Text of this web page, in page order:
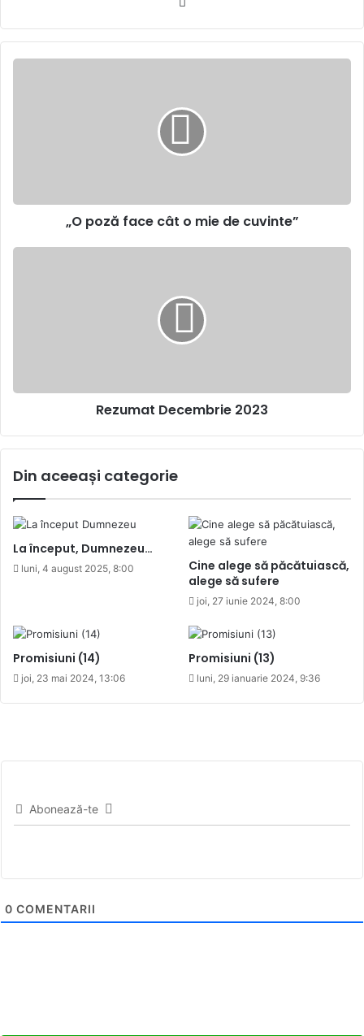
„O poză face cât o mie de cuvinte”
Rezumat Decembrie 2023
Din aceeași categorie
La început, Dumnezeu…
luni, 4 august 2025, 8:00
Cine alege să păcătuiască,
alege să sufere
joi, 27 iunie 2024, 8:00
Promisiuni (14)
joi, 23 mai 2024, 13:06
Promisiuni (13)
luni, 29 ianuarie 2024, 9:36
Abonează-te
0 COMENTARII